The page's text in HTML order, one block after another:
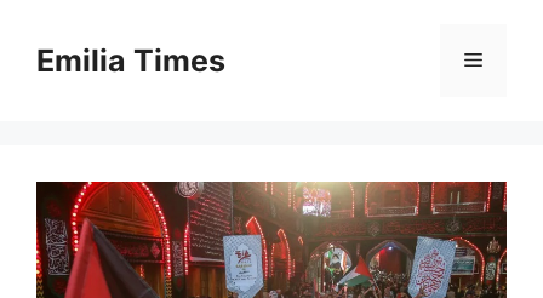
contentEmilia Times Menu